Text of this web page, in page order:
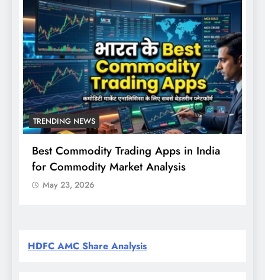
TRENDING NEWS
Best Commodity Trading Apps in India
for Commodity Market Analysis
May 23, 2026
HDFC AMC Share Analysis